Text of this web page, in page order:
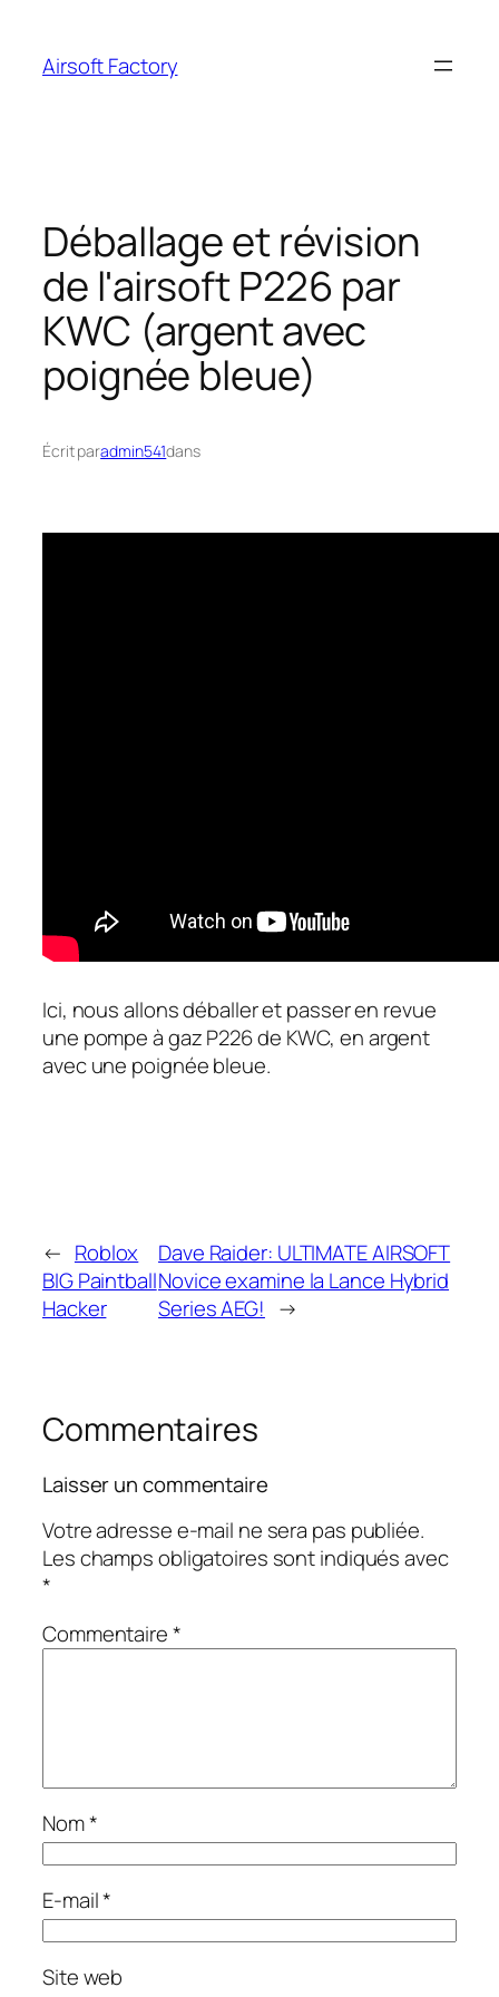
contenu
Airsoft Factory
Déballage et révision
de l'airsoft P226 par
KWC (argent avec
poignée bleue)
Écrit paradmin541dans
Ici, nous allons déballer et passer en revue
une pompe à gaz P226 de KWC, en argent
avec une poignée bleue.
← Roblox
BIG Paintball
Hacker
Dave Raider: ULTIMATE AIRSOFT
Novice examine la Lance Hybrid
Series AEG! →
Commentaires
Laisser un commentaire
Votre adresse e-mail ne sera pas publiée.
Les champs obligatoires sont indiqués avec
*
Commentaire*
Nom*
E-mail*
Site web